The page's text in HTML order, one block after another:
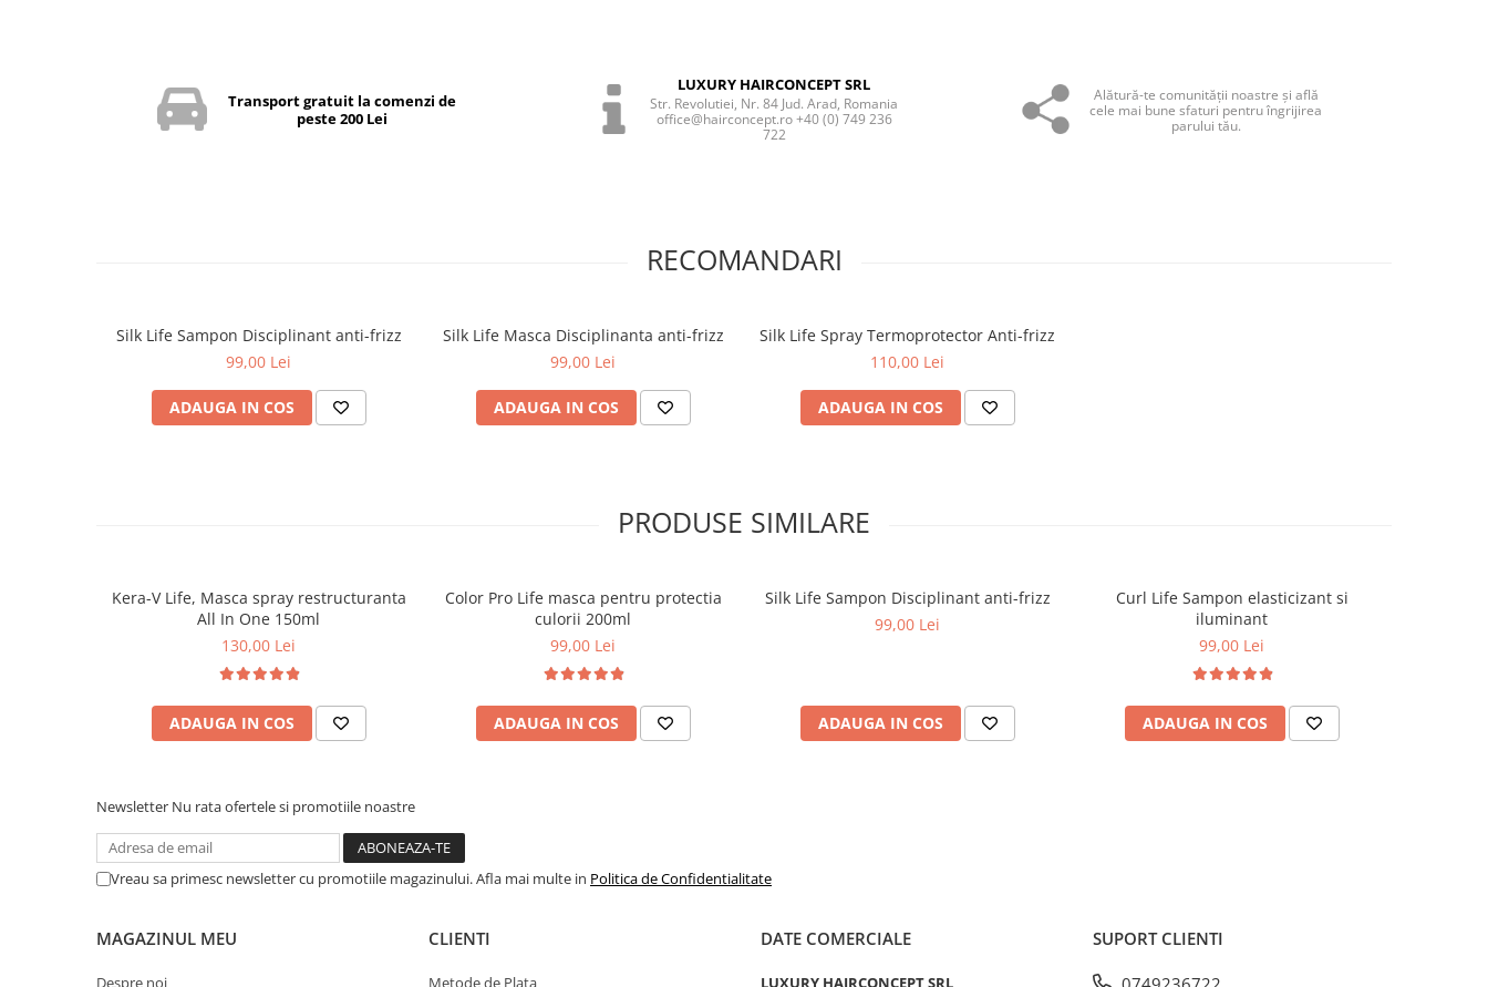
Transport gratuit la comenzi de
peste 200 Lei
LUXURY HAIRCONCEPT SRL
Str. Revolutiei, Nr. 84 Jud. Arad, Romania
office@hairconcept.ro +40 (0) 749 236
722
Alătură-te comunităţii noastre și află
cele mai bune sfaturi pentru îngrijirea
parului tău.
RECOMANDARI
Silk Life Sampon Disciplinant anti-frizz
99,00 Lei
ADAUGA IN COS
Silk Life Masca Disciplinanta anti-frizz
99,00 Lei
ADAUGA IN COS
Silk Life Spray Termoprotector Anti-frizz
110,00 Lei
ADAUGA IN COS
PRODUSE SIMILARE
Kera-V Life, Masca spray restructuranta
All In One 150ml
130,00 Lei
ADAUGA IN COS
Color Pro Life masca pentru protectia
culorii 200ml
99,00 Lei
ADAUGA IN COS
Silk Life Sampon Disciplinant anti-frizz
99,00 Lei
ADAUGA IN COS
Curl Life Sampon elasticizant si
iluminant
99,00 Lei
ADAUGA IN COS
Newsletter Nu rata ofertele si promotiile noastre
Vreau sa primesc newsletter cu promotiile magazinului. Afla mai multe in Politica de Confidentialitate
MAGAZINUL MEU
Despre noi
CLIENTI
Metode de Plata
DATE COMERCIALE
LUXURY HAIRCONCEPT SRL
SUPORT CLIENTI